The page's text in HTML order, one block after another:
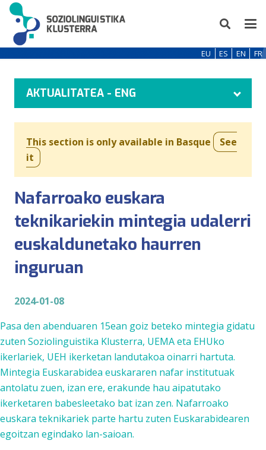
EU ES EN FR
AKTUALITATEA - ENG
This section is only available in Basque
See
it
Nafarroako euskara
teknikariekin mintegia udalerri
euskaldunetako haurren
inguruan
2024-01-08
Pasa den abenduaren 15ean goiz beteko mintegia gidatu
zuten Soziolinguistika Klusterra, UEMA eta EHUko
ikerlariek, UEH ikerketan landutakoa oinarri hartuta.
Mintegia Euskarabidea euskararen nafar institutuak
antolatu zuen, izan ere, erakunde hau aipatutako
ikerketaren babesleetako bat izan zen. Nafarroako
euskara teknikariek parte hartu zuten Euskarabidearen
egoitzan egindako lan-saioan.